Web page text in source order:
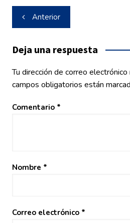
Navegación
de
entradas
Anterior
Deja una respuesta
Tu dirección de correo electrónico
campos obligatorios están
Comentario *
Nombre *
Correo electrónico *